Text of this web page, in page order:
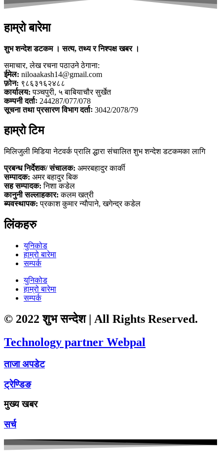
हाम्रो बारेमा
शुभ शन्देश डटकम । सत्य, तथ्य र निश्पक्ष खबर ।
समाचार, लेख रचना पठाउने ठेगाना:
ईमेल: niloaakash14@gmail.com
फ़ोन: ९८६३१६२४८८
कार्यालय: पञ्चपुरी, ५ बाबियाचौर सुर्खेत
कम्पनी दर्ताः 244287/077/078
सूचना तथा प्रसारण विभाग दर्ताः 3042/2078/79
हाम्रो टिम
मिलिजुली मिडिया नेटवर्क प्रालि द्धारा संचालित शुभ शन्देश डटकमका लागि
प्रबन्ध निर्देशक/ संचालक: अमरबहादुर कार्की
सम्पादक: अमर बहादुर बिक
सह सम्पादक: निशा कडेल
कानुनी सल्लाहकार: कलम खत्री
ब्यवस्थापक:प्रकाश कुमार न्याैपाने, खगेन्द्र कडेल
लिंकहरु
युनिकोड
हाम्रो बारेमा
सम्पर्क
युनिकोड
हाम्रो बारेमा
सम्पर्क
© 2022 शुभ सन्देश | All Rights Reserved.
Technology partner Webpal
ताजा अपडेट
ट्रेण्डिङ
मुख्य खबर
सर्च